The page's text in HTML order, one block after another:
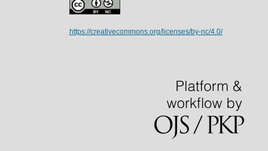
https://creativecommons.org/licenses/by-nc/4.0/